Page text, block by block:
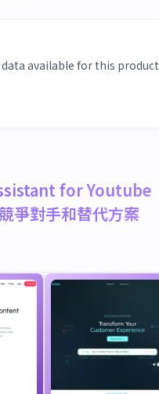
available for this product
for Youtube
爭對手和替代方案